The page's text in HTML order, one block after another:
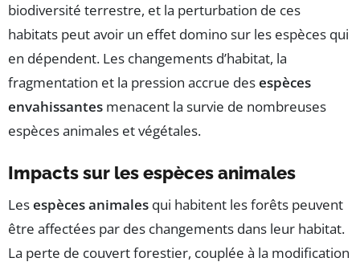
biodiversité terrestre, et la perturbation de ces
habitats peut avoir un effet domino sur les espèces qui
en dépendent. Les changements d’habitat, la
fragmentation et la pression accrue desespèces
envahissantes menacent la survie de nombreuses
espèces animales et végétales.
Impacts sur les espèces animales
Lesespèces animales qui habitent les forêts peuvent
être affectées par des changements dans leur habitat.
La perte de couvert forestier, couplée à la modification